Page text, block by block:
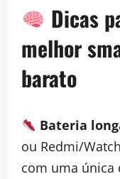
Dicas
melhor
barato
Bateria
ou Redmi/
com uma única